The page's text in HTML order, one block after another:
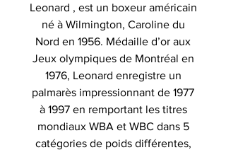
Leonard , est un boxeur américain
né à Wilmington, Caroline du
Nord en 1956. Médaille d’or aux
Jeux olympiques de Montréal en
1976, Leonard enregistre un
palmarès impressionnant de 1977
à 1997 en remportant les titres
mondiaux WBA et WBC dans 5
catégories de poids différentes,